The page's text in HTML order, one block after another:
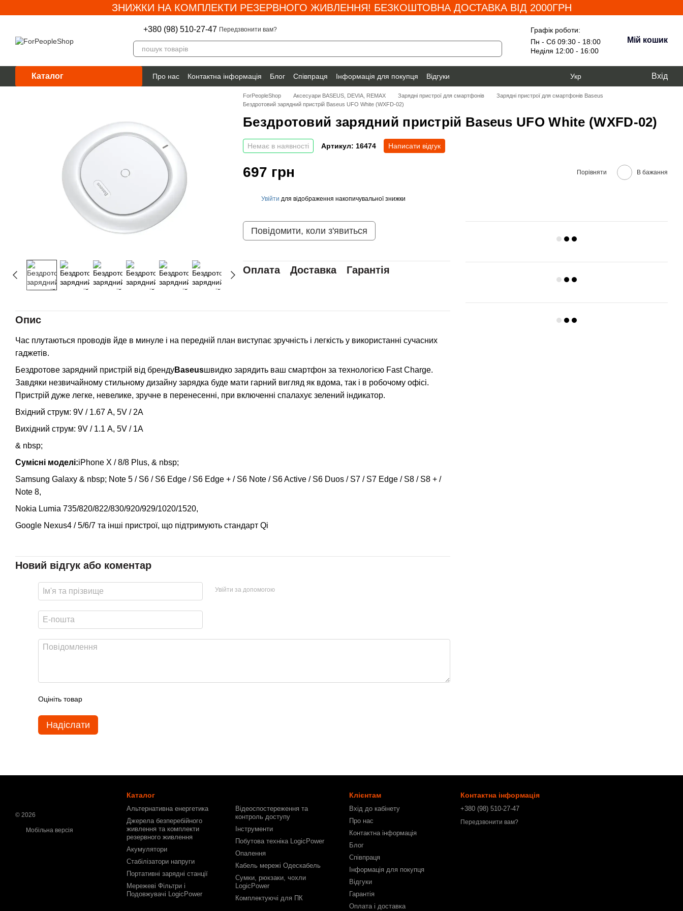
Перейти до основного контентуЗНИЖКИ НА КОМПЛЕКТИ РЕЗЕРВНОГО ЖИВЛЕННЯ! БЕЗКОШТОВНА ДОСТАВКА ВІД 2000ГРН
+380 (98) 510-27-47 Передзвонити вам?
Графік роботи:
Пн - Сб 09:30 - 18:00
Неділя 12:00 - 16:00
Мій кошик
Каталог Про нас Контактна інформація Блог Співпраця Інформація для покупця
Відгуки
Гарантія
Укр Вхід
ForPeopleShop Аксесуари BASEUS, DEVIA, REMAX Зарядні пристрої для смартфонів
Зарядні пристрої для смартфонів Baseus
Бездротовий зарядний пристрій Baseus UFO White (WXFD-02)
Бездротовий зарядний пристрій Baseus UFO White (WXFD-02)
Немає в наявності Артикул: 16474 Написати відгук
697 грн Порівняти В бажання
Увійти для відображення накопичувальної знижки
Повідомити, коли з'явиться
Оплата Доставка Гарантія
Опис
Час плутаються проводів йде в минуле і на передній план виступає зручність і легкість у використанні сучасних
гаджетів.
Бездротове зарядний пристрій від брендуBaseusшвидко зарядить ваш смартфон за технологією Fast Charge.
Завдяки незвичайному стильному дизайну зарядка буде мати гарний вигляд як вдома, так і в робочому офісі.
Пристрій дуже легке, невелике, зручне в перенесенні, при включенні спалахує зелений індикатор.
Вхідний струм: 9V / 1.67 А, 5V / 2А
Вихідний струм: 9V / 1.1 А, 5V / 1А
& nbsp;
Сумісні моделі:iPhone X / 8/8 Plus, & nbsp;
Samsung Galaxy & nbsp; Note 5 / S6 / S6 Edge / S6 Edge + / S6 Note / S6 Active / S6 Duos / S7 / S7 Edge / S8 / S8 + /
Note 8,
Nokia Lumia 735/820/822/830/920/929/1020/1520,
Google Nexus4 / 5/6/7 та інші пристрої, що підтримують стандарт Qi
Новий відгук або коментар
Увійти за допомогою
Оцініть товар
Надіслати
© 2026
Мобільна версія
Каталог
Альтернативна енергетика
Джерела безперебійного
живлення та комплекти
резервного живлення
Акумулятори
Стабілізатори напруги
Портативні зарядні станції
Мережеві Фільтри і
Подовжувачі LogicPower
Відеоспостереження та
контроль доступу
Інструменти
Побутова техніка LogicPower
Опалення
Кабель мережі Одескабель
Сумки, рюкзаки, чохли
LogicPower
Комплектуючі для ПК
Клієнтам
Вхід до кабінету
Про нас
Контактна інформація
Блог
Співпраця
Інформація для покупця
Відгуки
Гарантія
Оплата і доставка
Контактна інформація
+380 (98) 510-27-47
Передзвонити вам?